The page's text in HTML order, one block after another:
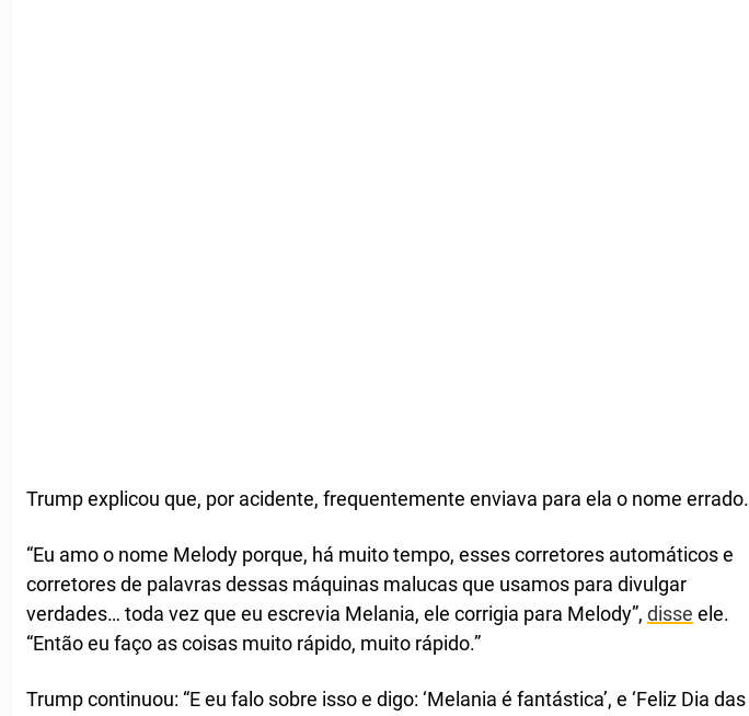
Trump explicou que, por acidente, frequentemente enviava para ela o nome errado.
“Eu amo o nome Melody porque, há muito tempo, esses corretores automáticos e
corretores de palavras dessas máquinas malucas que usamos para divulgar
verdades… toda vez que eu escrevia Melania, ele corrigia para Melody”, disse ele.
“Então eu faço as coisas muito rápido, muito rápido.”
Trump continuou: “E eu falo sobre isso e digo: ‘Melania é fantástica’, e ‘Feliz Dia das